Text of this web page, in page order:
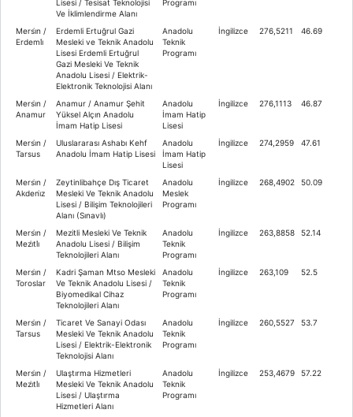
Lisesi / Tesisat Teknolojisi
Ve İklimlendirme Alanı
Programı
Mersi̇n /
Erdemli̇
Erdemli Ertuğrul Gazi
Mesleki ve Teknik Anadolu
Lisesi Erdemli Ertuğrul
Gazi Mesleki Ve Teknik
Anadolu Lisesi / Elektrik-
Elektronik Teknolojisi Alanı
Anadolu
Teknik
Programı
İngilizce 276,5211 46.69
Mersi̇n /
Anamur
Anamur / Anamur Şehit
Yüksel Alçın Anadolu
İmam Hatip Lisesi
Anadolu
İmam Hatip
Lisesi
İngilizce 276,1113 46.87
Mersi̇n /
Tarsus
Uluslararası Ashabı Kehf
Anadolu İmam Hatip Lisesi
Anadolu
İmam Hatip
Lisesi
İngilizce 274,2959 47.61
Mersi̇n /
Akdeni̇z
Zeytinlibahçe Dış Ticaret
Mesleki Ve Teknik Anadolu
Lisesi / Bilişim Teknolojileri
Alanı (Sınavlı)
Anadolu
Meslek
Programı
İngilizce 268,4902 50.09
Mersi̇n /
Mezi̇tli̇
Mezitli Mesleki Ve Teknik
Anadolu Lisesi / Bilişim
Teknolojileri Alanı
Anadolu
Teknik
Programı
İngilizce 263,8858 52.14
Mersi̇n /
Toroslar
Kadri Şaman Mtso Mesleki
Ve Teknik Anadolu Lisesi /
Biyomedikal Cihaz
Teknolojileri Alanı
Anadolu
Teknik
Programı
İngilizce 263,109 52.5
Mersi̇n /
Tarsus
Ticaret Ve Sanayi Odası
Mesleki Ve Teknik Anadolu
Lisesi / Elektrik-Elektronik
Teknolojisi Alanı
Anadolu
Teknik
Programı
İngilizce 260,5527 53.7
Mersi̇n /
Mezi̇tli̇
Ulaştırma Hizmetleri
Mesleki Ve Teknik Anadolu
Lisesi / Ulaştırma
Hizmetleri Alanı
Anadolu
Teknik
Programı
İngilizce 253,4679 57.22